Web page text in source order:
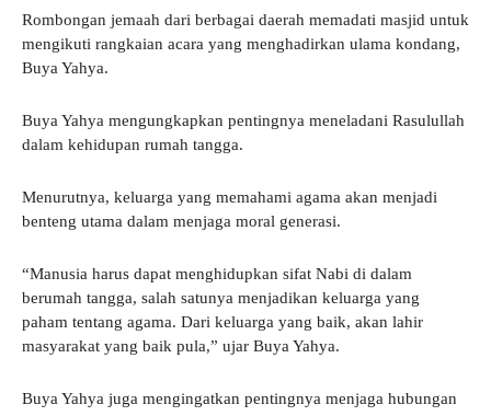
Rombongan jemaah dari berbagai daerah memadati masjid untuk
mengikuti rangkaian acara yang menghadirkan ulama kondang,
Buya Yahya.
Buya Yahya mengungkapkan pentingnya meneladani Rasulullah
dalam kehidupan rumah tangga.
Menurutnya, keluarga yang memahami agama akan menjadi
benteng utama dalam menjaga moral generasi.
“Manusia harus dapat menghidupkan sifat Nabi di dalam
berumah tangga, salah satunya menjadikan keluarga yang
paham tentang agama. Dari keluarga yang baik, akan lahir
masyarakat yang baik pula,” ujar Buya Yahya.
Buya Yahya juga mengingatkan pentingnya menjaga hubungan